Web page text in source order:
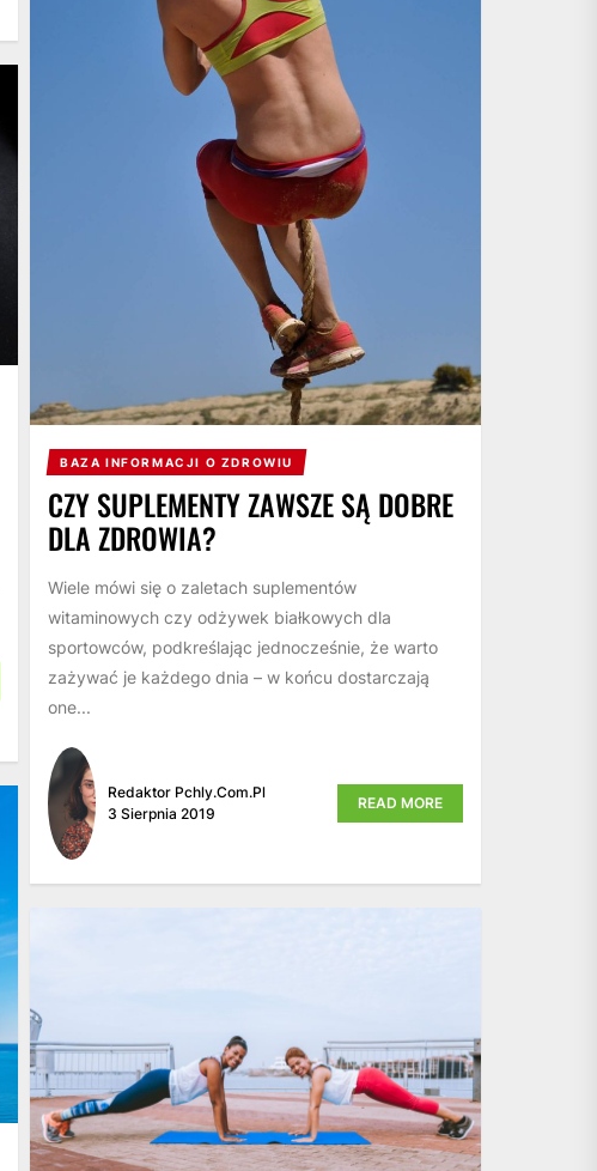
BAZA INFORMACJI O ZDROWIU
CZY SUPLEMENTY ZAWSZE SĄ DOBRE
DLA ZDROWIA?
Wiele mówi się o zaletach suplementów
witaminowych czy odżywek białkowych dla
sportowców, podkreślając jednocześnie, że warto
zażywać je każdego dnia – w końcu dostarczają
one...
Redaktor Pchly.com.pl
3 Sierpnia 2019
READ MORE